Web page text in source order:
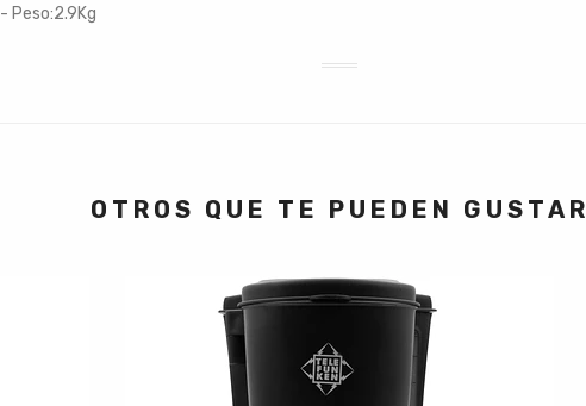
- Peso:2.9Kg
OTROS QUE TE PUEDEN GUSTAR